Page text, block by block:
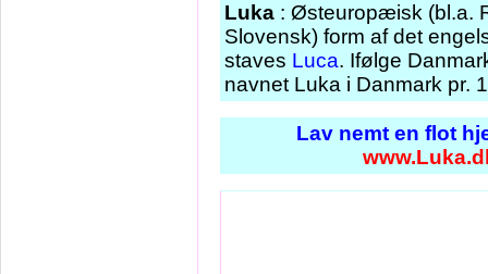
Luka : Østeuropæisk (bl.a.
Slovensk) form af det
staves Luca. Ifølge
navnet Luka i Danmark pr.
Lav nemt en flot